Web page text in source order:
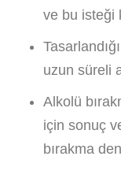
ve bu isteği
uzun süreli
Alkolü
için sonuç
bırakma